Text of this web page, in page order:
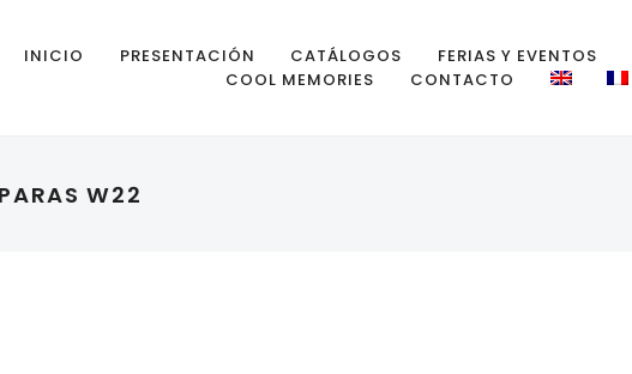
INICIO PRESENTACIÓN CATÁLOGOS FERIAS Y EVENTOS
COOL MEMORIES
CONTACTO
W22